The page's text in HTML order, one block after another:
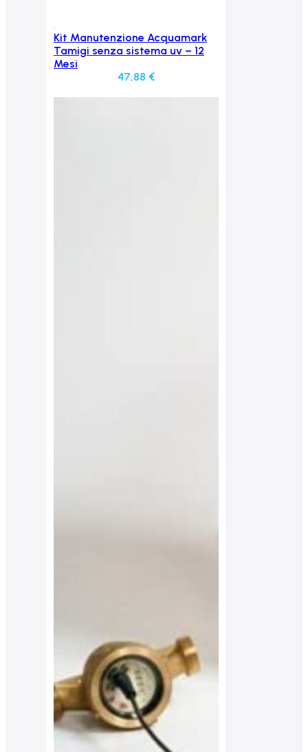
Aggiungi al carrello
Kit Manutenzione Acquamark
Tamigi senza sistema uv – 12
Mesi
47,88 €